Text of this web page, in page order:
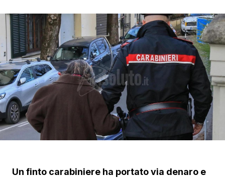
Un finto carabiniere ha portato via denaro e